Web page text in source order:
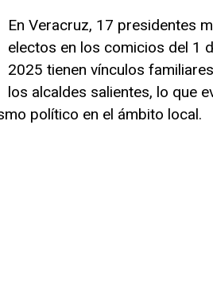
En Veracruz, 17 presidentes
electos en los comicios del 1
2025 tienen vínculos
los alcaldes salientes, lo que
político en el ámbito local.